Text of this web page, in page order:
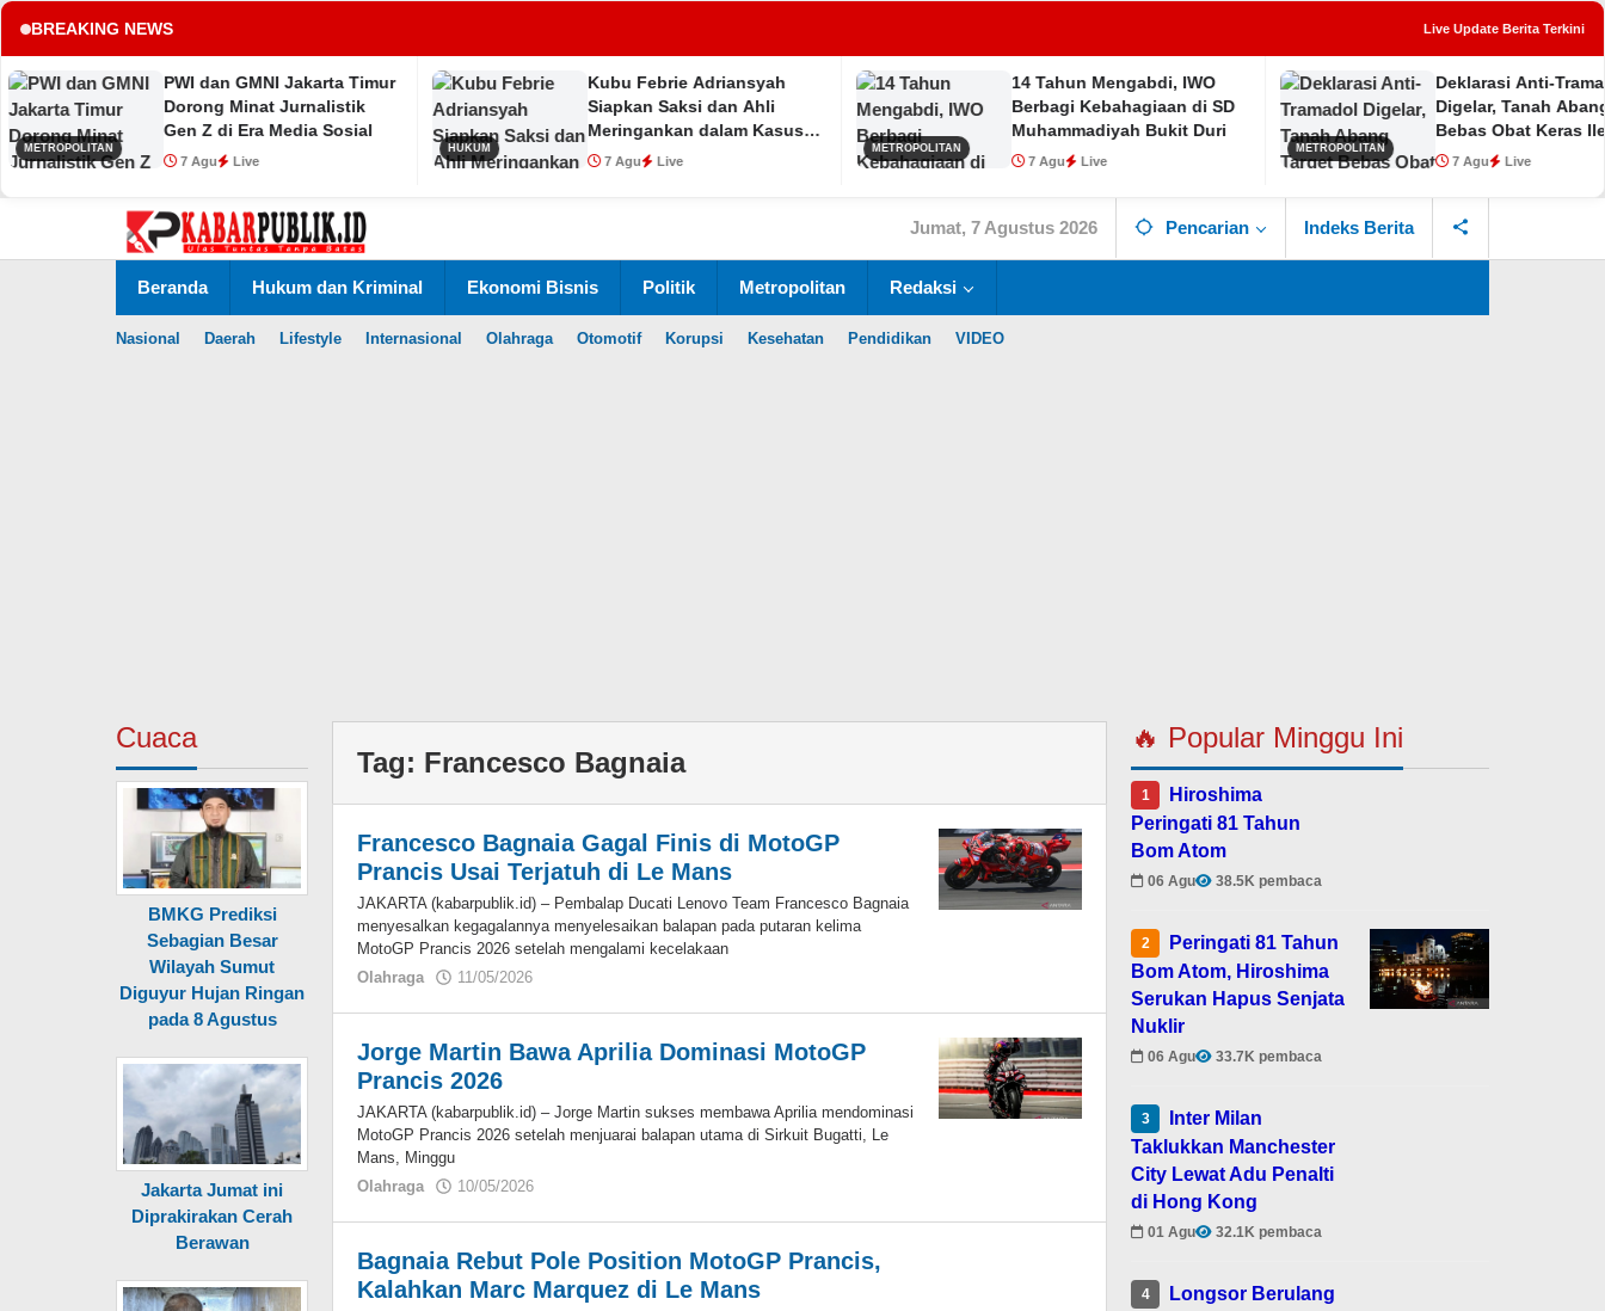
BREAKING NEWS Live Update Berita Terkini
PWI dan GMNI Jakarta Timur
Dorong Minat Jurnalistik
Gen Z di Era Media Sosial
7 Agu Live
Kubu Febrie Adriansyah
Siapkan Saksi dan Ahli
Meringankan dalam Kasus
TPPU
7 Agu Live
METROPOLITAN
14 Tahun Mengabdi, IWO
Berbagi Kebahagiaan di SD
Muhammadiyah Bukit Duri
7 Agu Live
METROPOLITAN
Deklarasi Anti-Tramadol
Digelar, Tanah Abang Target
Bebas Obat Keras Ilegal
7 Agu Live
konten
Jumat, 7 Agustus 2026 Pencarian Indeks Berita
Beranda Hukum dan Kriminal Ekonomi Bisnis Politik Metropolitan Redaksi
Nasional Daerah Lifestyle Internasional Olahraga Otomotif Korupsi Kesehatan Pendidikan VIDEO
Cuaca
BMKG Prediksi
Sebagian Besar
Wilayah Sumut
Diguyur Hujan Ringan
pada 8 Agustus
Jakarta Jumat ini
Diprakirakan Cerah
Berawan
Tag: Francesco Bagnaia
Francesco Bagnaia Gagal Finis di MotoGP
Prancis Usai Terjatuh di Le Mans
JAKARTA (kabarpublik.id) – Pembalap Ducati Lenovo Team Francesco Bagnaia
menyesalkan kegagalannya menyelesaikan balapan pada putaran kelima
MotoGP Prancis 2026 setelah mengalami kecelakaan
Olahraga
11/05/2026
Jorge Martin Bawa Aprilia Dominasi MotoGP
Prancis 2026
JAKARTA (kabarpublik.id) – Jorge Martin sukses membawa Aprilia mendominasi
MotoGP Prancis 2026 setelah menjuarai balapan utama di Sirkuit Bugatti, Le
Mans, Minggu
Olahraga
10/05/2026
Bagnaia Rebut Pole Position MotoGP Prancis,
Kalahkan Marc Marquez di Le Mans
🔥 Popular Minggu Ini
1
Hiroshima
Peringati 81 Tahun
Bom Atom
06 Agu 38.5K pembaca
2
Peringati 81 Tahun
Bom Atom, Hiroshima
Serukan Hapus Senjata
Nuklir
06 Agu 33.7K pembaca
3
Inter Milan
Taklukkan Manchester
City Lewat Adu Penalti
di Hong Kong
01 Agu 32.1K pembaca
4
Longsor Berulang